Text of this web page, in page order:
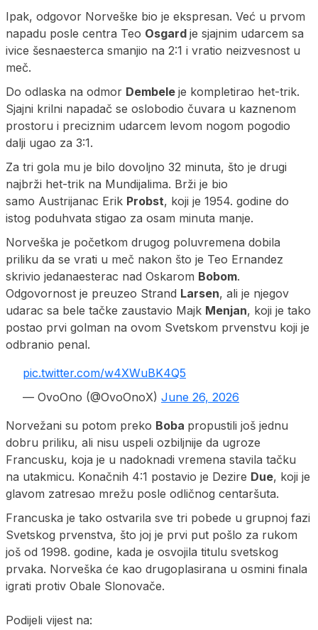
Ipak, odgovor Norveške bio je ekspresan. Već u prvom
napadu posle centra Teo Osgard je sjajnim udarcem sa
ivice šesnaesterca smanjio na 2:1 i vratio neizvesnost u
meč.
Do odlaska na odmor Dembele je kompletirao het-trik.
Sjajni krilni napadač se oslobodio čuvara u kaznenom
prostoru i preciznim udarcem levom nogom pogodio
dalji ugao za 3:1.
Za tri gola mu je bilo dovoljno 32 minuta, što je drugi
najbrži het-trik na Mundijalima. Brži je bio
samo Austrijanac Erik Probst, koji je 1954. godine do
istog poduhvata stigao za osam minuta manje.
Norveška je početkom drugog poluvremena dobila
priliku da se vrati u meč nakon što je Teo Ernandez
skrivio jedanaesterac nad Oskarom Bobom.
Odgovornost je preuzeo Strand Larsen, ali je njegov
udarac sa bele tačke zaustavio Majk Menjan, koji je tako
postao prvi golman na ovom Svetskom prvenstvu koji je
odbranio penal.
pic.twitter.com/w4XWuBK4Q5
— OvoOno (@OvoOnoX) June 26, 2026
Norvežani su potom preko Boba propustili još jednu
dobru priliku, ali nisu uspeli ozbiljnije da ugroze
Francusku, koja je u nadoknadi vremena stavila tačku
na utakmicu. Konačnih 4:1 postavio je Dezire Due, koji je
glavom zatresao mrežu posle odličnog centaršuta.
Francuska je tako ostvarila sve tri pobede u grupnoj fazi
Svetskog prvenstva, što joj je prvi put pošlo za rukom
još od 1998. godine, kada je osvojila titulu svetskog
prvaka. Norveška će kao drugoplasirana u osmini finala
igrati protiv Obale Slonovače.
Podijeli vijest na: